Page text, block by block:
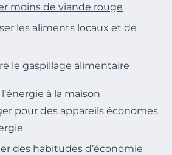
moins de viande rouge
les aliments locaux et de
le gaspillage alimentaire
à la maison
pour des appareils économes
des habitudes d’économie